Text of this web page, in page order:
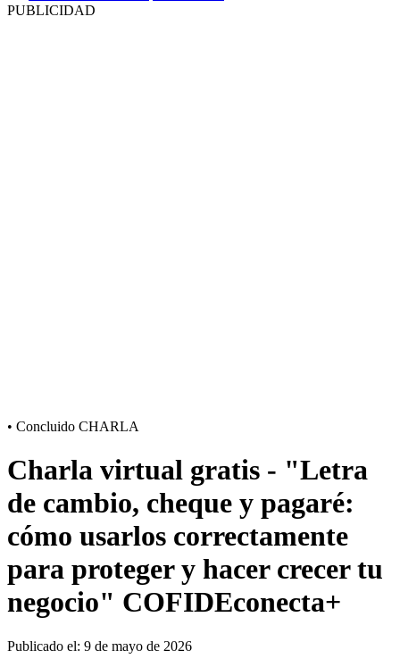
PUBLICIDAD
• Concluido CHARLA
Charla virtual gratis - "Letra
de cambio, cheque y pagaré:
cómo usarlos correctamente
para proteger y hacer crecer tu
negocio" COFIDEconecta+
Publicado el: 9 de mayo de 2026